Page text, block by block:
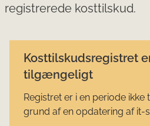
registrerede kosttilskud.
Kosttilskudsregistret
tilgængeligt
Registret er i en periode
grund af en opdatering af it-